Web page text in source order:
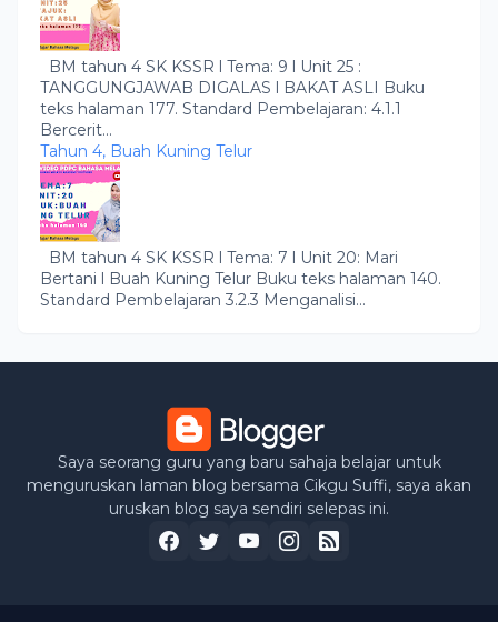
BM tahun 4 SK KSSR l Tema: 9 l Unit 25 :
TANGGUNGJAWAB DIGALAS l BAKAT ASLI Buku
teks halaman 177. Standard Pembelajaran: 4.1.1
Bercerit...
Tahun 4, Buah Kuning Telur
BM tahun 4 SK KSSR l Tema: 7 l Unit 20: Mari
Bertani l Buah Kuning Telur Buku teks halaman 140.
Standard Pembelajaran 3.2.3 Menganalisi...
Saya seorang guru yang baru sahaja belajar untuk
menguruskan laman blog bersama Cikgu Suffi, saya akan
uruskan blog saya sendiri selepas ini.